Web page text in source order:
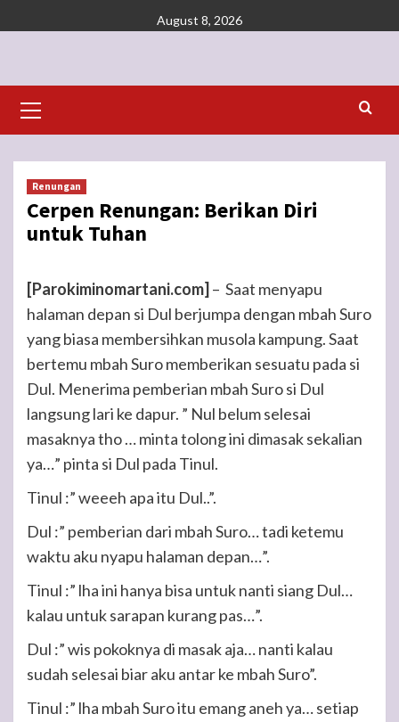
to
August 8, 2026
Menu
Renungan
Cerpen Renungan: Berikan Diri
untuk Tuhan
[Parokiminomartani.com] – Saat menyapu
halaman depan si Dul berjumpa dengan mbah Suro
yang biasa membersihkan musola kampung. Saat
bertemu mbah Suro memberikan sesuatu pada si
Dul. Menerima pemberian mbah Suro si Dul
langsung lari ke dapur. ” Nul belum selesai
masaknya tho … minta tolong ini dimasak sekalian
ya…” pinta si Dul pada Tinul.
Tinul :” weeeh apa itu Dul..”.
Dul :” pemberian dari mbah Suro… tadi ketemu
waktu aku nyapu halaman depan…”.
Tinul :” lha ini hanya bisa untuk nanti siang Dul…
kalau untuk sarapan kurang pas…”.
Dul :” wis pokoknya di masak aja… nanti kalau
sudah selesai biar aku antar ke mbah Suro”.
Tinul :” lha mbah Suro itu emang aneh ya… setiap